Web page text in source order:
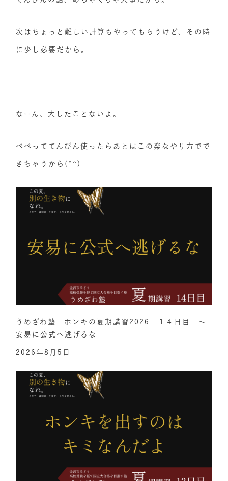
次はちょっと難しい計算もやってもらうけど、その時
に少し必要だから。
なーん、大したことないよ。
ぺぺっててんびん使ったらあとはこの楽なやり方でで
きちゃうから(^^)
うめざわ塾 ホンキの夏期講習2026 １４日目 ～
安易に公式へ逃げるな
2026年8月5日